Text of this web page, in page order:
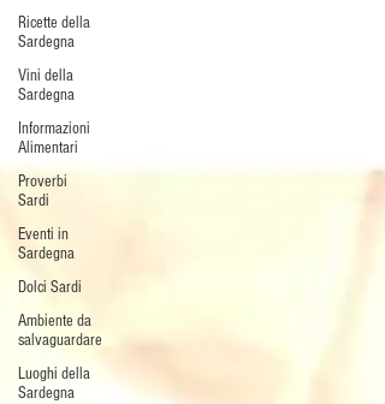
Ricette della
Sardegna
Vini della
Sardegna
Informazioni
Alimentari
Proverbi
Sardi
Eventi in
Sardegna
Dolci Sardi
Ambiente da
salvaguardare
Luoghi della
Sardegna